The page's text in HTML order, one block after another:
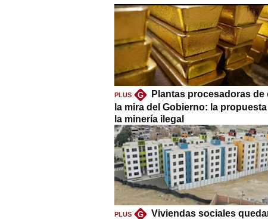
PLUS G
Plantas procesadoras de
la mira del Gobierno: la
la minería ilegal
PLUS G Viviendas sociales